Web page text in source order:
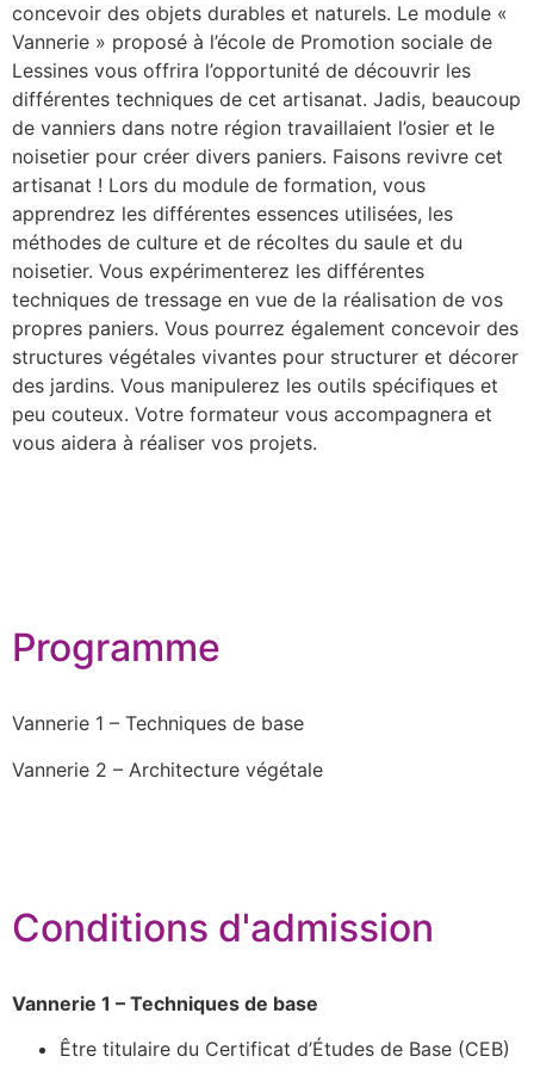
concevoir des objets durables et naturels. Le module «
Vannerie » proposé à l’école de Promotion sociale de
Lessines vous offrira l’opportunité de découvrir les
différentes techniques de cet artisanat. Jadis, beaucoup
de vanniers dans notre région travaillaient l’osier et le
noisetier pour créer divers paniers. Faisons revivre cet
artisanat ! Lors du module de formation, vous
apprendrez les différentes essences utilisées, les
méthodes de culture et de récoltes du saule et du
noisetier. Vous expérimenterez les différentes
techniques de tressage en vue de la réalisation de vos
propres paniers. Vous pourrez également concevoir des
structures végétales vivantes pour structurer et décorer
des jardins. Vous manipulerez les outils spécifiques et
peu couteux. Votre formateur vous accompagnera et
vous aidera à réaliser vos projets.
Programme
Vannerie 1 – Techniques de base
Vannerie 2 – Architecture végétale
Conditions d'admission
Vannerie 1 – Techniques de base
Être titulaire du Certificat d’Études de Base (CEB)